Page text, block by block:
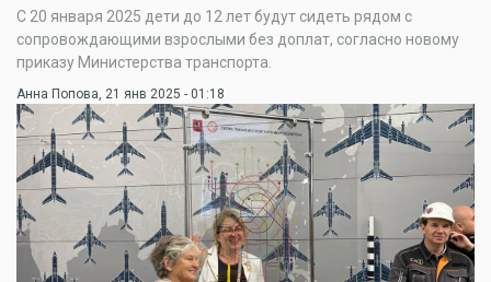
С 20 января 2025 дети до 12 лет будут сидеть рядом с
сопровождающими взрослыми без доплат, согласно новому
приказу Министерства транспорта.
Анна Попова, 21 янв 2025 - 01:18